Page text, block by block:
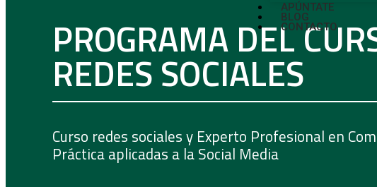
APÚNTATE
BLOG
CONTACTO
PROGRAMA DEL
REDES SOCIALES
Curso redes sociales y Experto Profesional en
Práctica aplicadas a la Social Media